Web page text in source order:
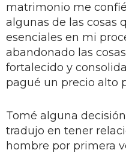
matrimonio me
algunas de las cosas
esenciales en mi
abandonado las
fortalecido y
pagué un precio alto
Tomé alguna
tradujo en tener
hombre por primera